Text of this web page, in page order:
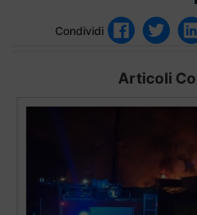
Condividi
Articoli